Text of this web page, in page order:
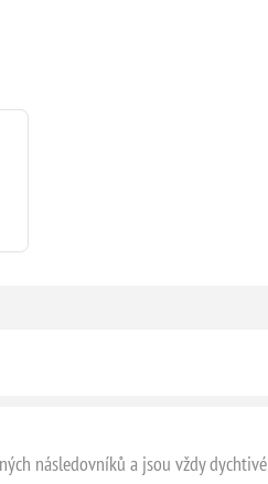
následovníků a jsou vždy dychtivé